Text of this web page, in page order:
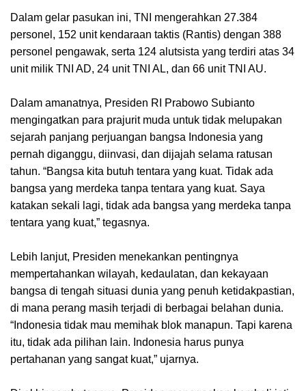
Dalam gelar pasukan ini, TNI mengerahkan 27.384
personel, 152 unit kendaraan taktis (Rantis) dengan 388
personel pengawak, serta 124 alutsista yang terdiri atas 34
unit milik TNI AD, 24 unit TNI AL, dan 66 unit TNI AU.
Dalam amanatnya, Presiden RI Prabowo Subianto
mengingatkan para prajurit muda untuk tidak melupakan
sejarah panjang perjuangan bangsa Indonesia yang
pernah diganggu, diinvasi, dan dijajah selama ratusan
tahun. “Bangsa kita butuh tentara yang kuat. Tidak ada
bangsa yang merdeka tanpa tentara yang kuat. Saya
katakan sekali lagi, tidak ada bangsa yang merdeka tanpa
tentara yang kuat,” tegasnya.
Lebih lanjut, Presiden menekankan pentingnya
mempertahankan wilayah, kedaulatan, dan kekayaan
bangsa di tengah situasi dunia yang penuh ketidakpastian,
di mana perang masih terjadi di berbagai belahan dunia.
“Indonesia tidak mau memihak blok manapun. Tapi karena
itu, tidak ada pilihan lain. Indonesia harus punya
pertahanan yang sangat kuat,” ujarnya.